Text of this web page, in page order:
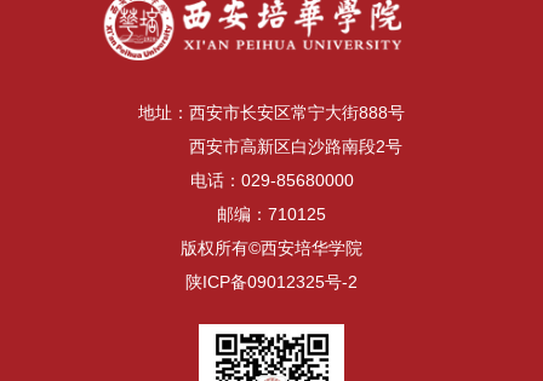
地址：西安市长安区常宁大街888号
西安市高新区白沙路南段2号
电话：029-85680000
邮编：710125
版权所有©西安培华学院
陕ICP备09012325号-2